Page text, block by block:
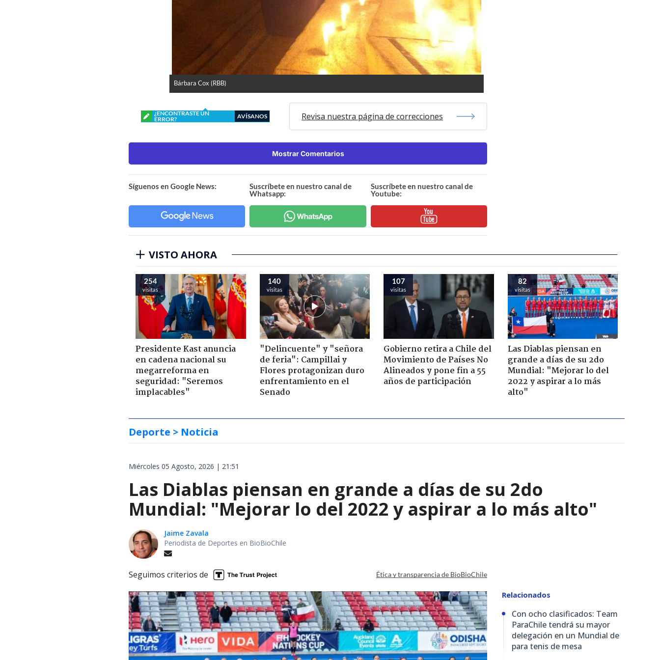
Bárbara Cox (RBB)
¿ENCONTRASTE UN
ERROR?
AVÍSANOS Revisa nuestra página de correcciones
Mostrar Comentarios
Síguenos en Google News:
Suscríbete en nuestro canal de
Whatsapp:
Suscríbete en nuestro canal de
Youtube:
VISTO AHORA
254
visitas
Presidente Kast anuncia
en cadena nacional su
megarreforma en
seguridad: "Seremos
implacables"
140
visitas
"Delincuente" y "señora
de feria": Campillai y
Flores protagonizan duro
enfrentamiento en el
Senado
107
visitas
Gobierno retira a Chile del
Movimiento de Países No
Alineados y pone fin a 55
años de participación
82
visitas
Las Diablas piensan en
grande a días de su 2do
Mundial: "Mejorar lo del
2022 y aspirar a lo más
alto"
Deporte > Noticia
Miércoles 05 Agosto, 2026 | 21:51
Las Diablas piensan en grande a días de su 2do
Mundial: "Mejorar lo del 2022 y aspirar a lo más alto"
Jaime Zavala
Periodista de Deportes en BioBioChile
Seguimos criterios de Ética y transparencia de BioBioChile
Relacionados
Con ocho clasificados: Team
ParaChile tendrá su mayor
delegación en un Mundial de
para tenis de mesa